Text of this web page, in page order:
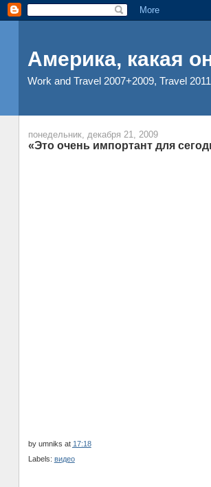
Америка, какая
Work and Travel 2007+2009, Travel
понедельник, декабря 21, 2009
«Это очень импортант для
by umniks at 17:18
Labels: видео